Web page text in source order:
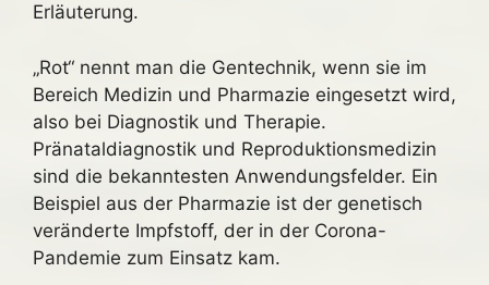
Erläuterung.
„Rot“ nennt man die Gentechnik, wenn sie im
Bereich Medizin und Pharmazie eingesetzt wird,
also bei Diagnostik und Therapie.
Pränataldiagnostik und Reproduktionsmedizin
sind die bekanntesten Anwendungsfelder. Ein
Beispiel aus der Pharmazie ist der genetisch
veränderte Impfstoff, der in der Corona-
Pandemie zum Einsatz kam.